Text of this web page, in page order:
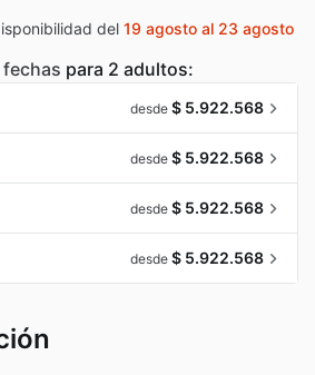
del 19 agosto al 23 agosto
para 2 adultos:
desde $ 5.922.568
desde $ 5.922.568
desde $ 5.922.568
desde $ 5.922.568